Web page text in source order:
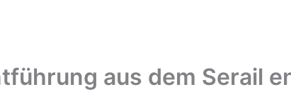
aus dem Serail